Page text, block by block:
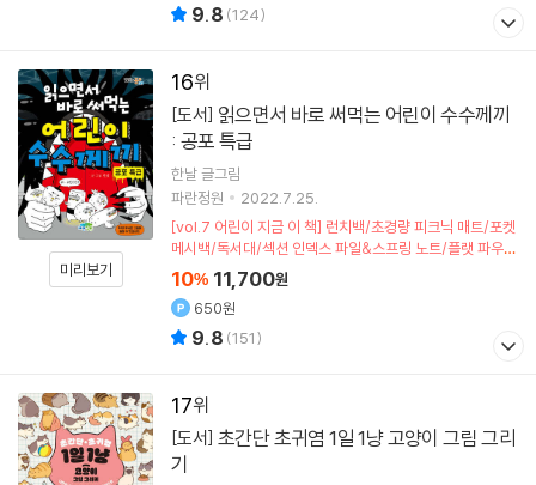
9.8 (124)
16
미리보기
[도서]
: 공포 특급
한날글그림
파란정원
2022.7.25.
[vol.7 어린이 지금 이 책] 런치백/초경량 피크닉 매트/포켓
메시백/독서대/섹션 인덱스 파일&스프링 노트/플랫 파우치
(포인트차감)
10% 11,700원
650원
9.8 (151)
17
[도서]
기